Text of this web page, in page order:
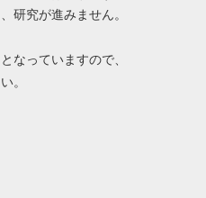
研究が進みません。
となっていますので、
。